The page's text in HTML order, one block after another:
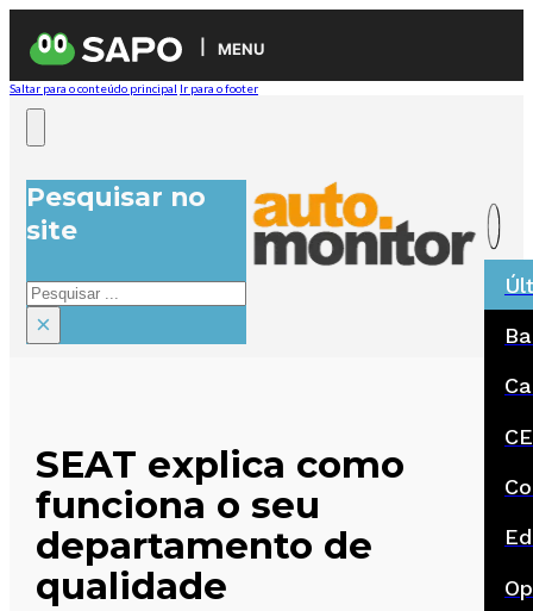
MENU
Saltar para o conteúdo principal Ir para o footer
Pesquisar no
site
Pesquisar
×
SEAT explica como
funciona o seu
departamento de
qualidade